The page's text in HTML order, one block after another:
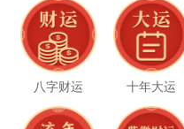
八字财运 十年大运